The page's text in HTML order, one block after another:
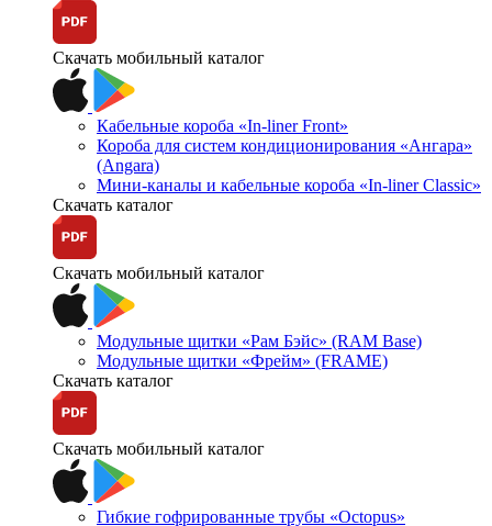
Скачать мобильный каталог
Кабельные короба «In-liner Front»
Короба для систем кондиционирования «Ангара»
(Angara)
Мини-каналы и кабельные короба «In-liner Classic»
Скачать каталог
Скачать мобильный каталог
Модульные щитки «Рам Бэйс» (RAM Base)
Модульные щитки «Фрейм» (FRAME)
Скачать каталог
Скачать мобильный каталог
Гибкие гофрированные трубы «Octopus»